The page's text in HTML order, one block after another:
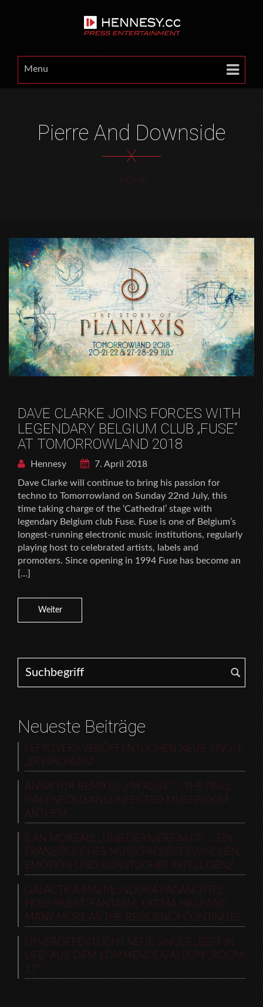
Menu
Pierre And Downside
X
HOME
DAVE CLARKE JOINS FORCES WITH
LEGENDARY BELGIUM CLUB „FUSE“
AT TOMORROWLAND 2018
Hennesy
7. April 2018
Dave Clarke will continue to bring his passion for
techno to Tomorrowland on Sunday 22nd July, this
time taking charge of the ‘Cathedral’ stage with
legendary Belgium club Fuse. Fuse is one of Belgium’s
longest-running electronic music institutions, regularly
playing host to celebrated artists, labels and
promoters. Since opening in 1994 Fuse has become an
[…]
Weiter
Search for:
Neueste Beiträge
LEFTOVERS VERÖFFENTLICHEN NEUE SINGLE
„ERWACHSEN“
ANNA TUR REMIXES „I’M ALIVE“ – THE PAUL
OAKENFOLD AND INFECTED MUSHROOM
ANTHEM
ILAN MOREAU: „UNE DERNIÈRE NUIT“ – EIN
FRANZÖSISCHES MUSIKPROJEKT ZWISCHEN
EMOTION UND KÜNSTLICHER INTELLIGENZ
GALACTICA MALTA: INDORA PAGANOTTO,
HOLY PRIEST, FANTASM, FATIMA HAJJI AND
MANY MORE AS THE RESIDENCY CONTINUES
LP VERÖFFENTLICHT NEUE SINGLE „BEST IN
LIFE“ AUS DEM KOMMENDEN ALBUM „ROOM
12“